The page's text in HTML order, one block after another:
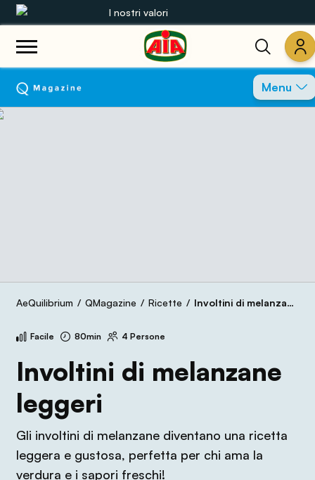
I nostri valori
Le nostre gamme
Ricette
Menu
AeQuilibrium QMagazine Ricette Involtini di melanzane leggeri
Facile 80min 4 Persone
Involtini di melanzane
leggeri
Gli involtini di melanzane diventano una ricetta
leggera e gustosa, perfetta per chi ama la
verdura e i sapori freschi!